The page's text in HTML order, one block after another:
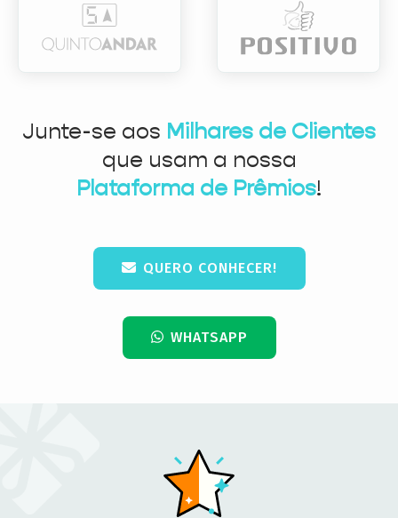
Junte-se aos Milhares de Clientes
que usam a nossa
Plataforma de Prêmios!
QUERO CONHECER!
WHATSAPP